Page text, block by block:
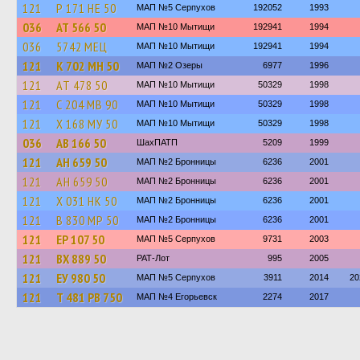
121 Р 171 НЕ 50 МАП №5 Серпухов 192052 1993
036 АТ 566 50 МАП №10 Мытищи 192941 1994
036 5742 МЕЦ МАП №10 Мытищи 192941 1994
121 К 702 МН 50 МАП №2 Озеры 6977 1996
121 АТ 478 50 МАП №10 Мытищи 50329 1998
121 С 204 МВ 90 МАП №10 Мытищи 50329 1998
121 Х 168 МУ 50 МАП №10 Мытищи 50329 1998
036 АВ 166 50 ШахПАТП 5209 1999
121 АН 659 50 МАП №2 Бронницы 6236 2001
121 АН 659 50 МАП №2 Бронницы 6236 2001
121 Х 031 НК 50 МАП №2 Бронницы 6236 2001
121 В 830 МР 50 МАП №2 Бронницы 6236 2001
121 ЕР 107 50 МАП №5 Серпухов 9731 2003
121 ВХ 889 50 РАТ-Лот 995 2005
121 ЕУ 980 50 МАП №5 Серпухов 3911 2014
121 Т 481 РВ 750 МАП №4 Егорьевск 2274 2017